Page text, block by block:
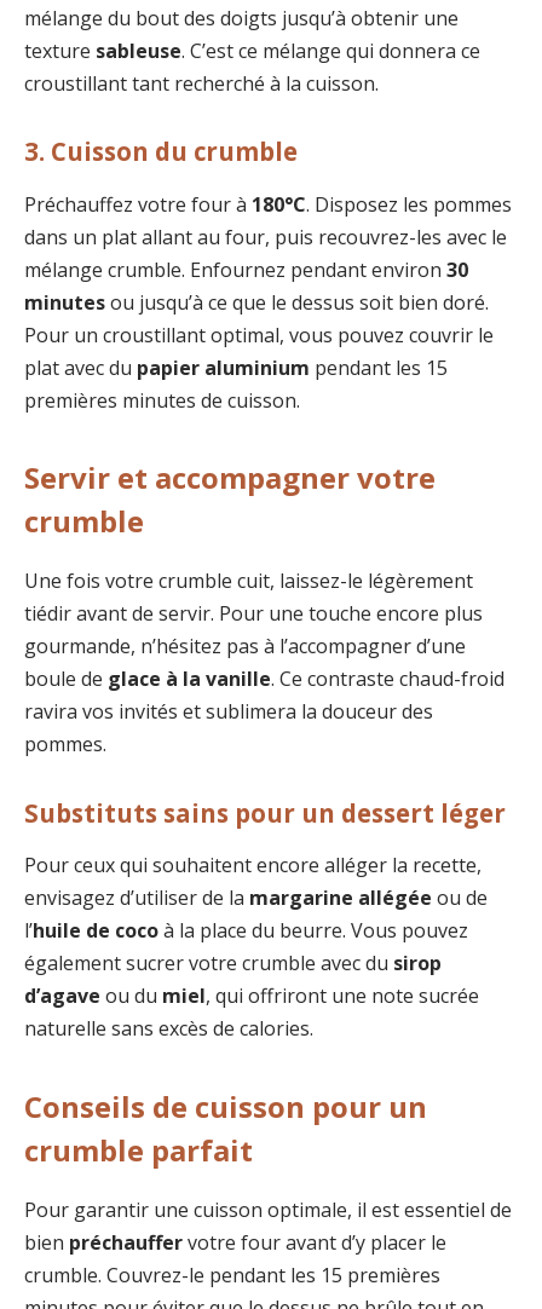
mélange du bout des doigts jusqu’à obtenir une
texture sableuse. C’est ce mélange qui donnera ce
croustillant tant recherché à la cuisson.
3. Cuisson du crumble
Préchauffez votre four à 180°C. Disposez les pommes
dans un plat allant au four, puis recouvrez-les avec le
mélange crumble. Enfournez pendant environ 30
minutesou jusqu’à ce que le dessus soit bien doré.
Pour un croustillant optimal, vous pouvez couvrir le
plat avec du papier aluminium pendant les 15
premières minutes de cuisson.
Servir et accompagner votre
crumble
Une fois votre crumble cuit, laissez-le légèrement
tiédir avant de servir. Pour une touche encore plus
gourmande, n’hésitez pas à l’accompagner d’une
boule de glace à la vanille. Ce contraste chaud-froid
ravira vos invités et sublimera la douceur des
pommes.
Substituts sains pour un dessert léger
Pour ceux qui souhaitent encore alléger la recette,
envisagez d’utiliser de la margarine allégée ou de
l’huile de cocoà la place du beurre. Vous pouvez
également sucrer votre crumble avec du sirop
d’agave ou du miel, qui offriront une note sucrée
naturelle sans excès de calories.
Conseils de cuisson pour un
crumble parfait
Pour garantir une cuisson optimale, il est essentiel de
bien préchauffervotre four avant d’y placer le
crumble. Couvrez-le pendant les 15 premières